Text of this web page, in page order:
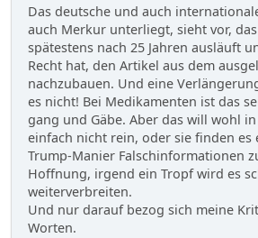
Das deutsche und auch
auch Merkur unterliegt, sieht vor,
spätestens nach 25 Jahren ausläuft
Recht hat, den Artikel aus dem
nachzubauen. Und eine
es nicht! Bei Medikamenten ist das
gang und Gäbe. Aber das will wohl
einfach nicht rein, oder sie finden es
Trump-Manier Falschinformationen
Hoffnung, irgend ein Tropf wird es
weiterverbreiten.
Und nur darauf bezog sich meine
Worten.